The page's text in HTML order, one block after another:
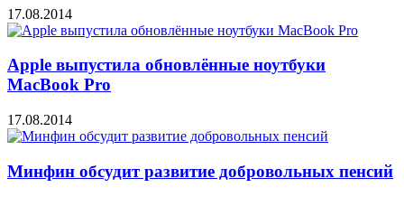
17.08.2014
Apple выпустила обновлённые ноутбуки
MacBook Pro
17.08.2014
Минфин обсудит развитие добровольных пенсий